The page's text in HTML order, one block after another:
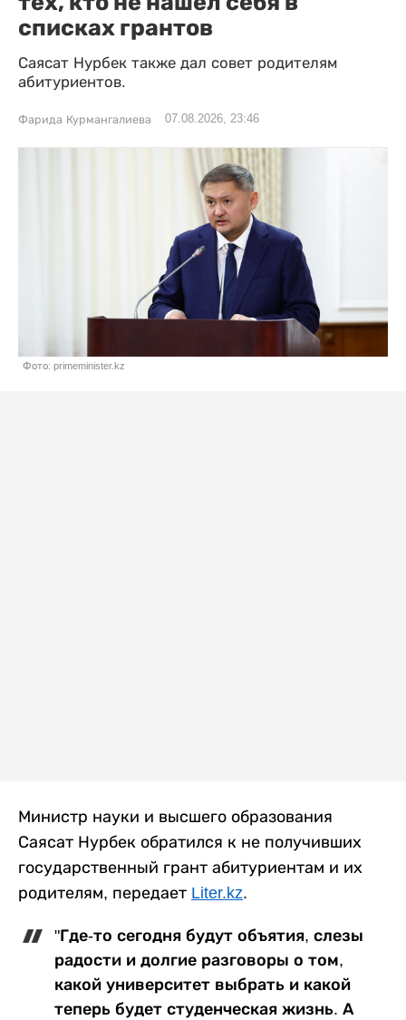
списках грантов
Саясат Нурбек также дал совет родителям
абитуриентов.
Фарида Курмангалиева 07.08.2026, 23:46
Фото: primeminister.kz
Министр науки и высшего образования
Саясат Нурбек обратился к не получивших
государственный грант абитуриентам и их
родителям, передает Liter.kz.
"Где-то сегодня будут объятия, слезы
радости и долгие разговоры о том,
какой университет выбрать и какой
теперь будет студенческая жизнь. А